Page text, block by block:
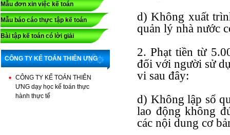
Mẫu đơn xin việc kế toán
Mẫu báo cáo thực tập kế toán
Bài tập kế toán có lời giải
CÔNG TY KẾ TOÁN THIÊN ƯNG
CÔNG TY KẾ TOÁN THIÊN
ƯNG dạy học kế toán thực
hành thực tế
d) Không xuất
quản lý nhà nước
2. Phạt tiền từ
đối với người sử
vi sau đây:
d) Không lập sổ
lao động không
các nội dung cơ